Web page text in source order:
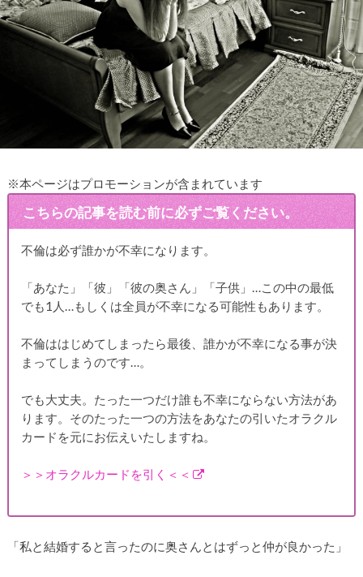
※本ページはプロモーションが含まれています
こちらの記事を読む前に必ずご覧ください。
不倫は必ず誰かが不幸になります。
「あなた」「彼」「彼の奥さん」「子供」…この中の最低
でも1人…もしくは全員が不幸になる可能性もあります。
不倫ははじめてしまったら最後、誰かが不幸になる事が決
まってしまうのです…。
でも大丈夫。たった一つだけ誰も不幸にならない方法があ
ります。そのたった一つの方法をあなたの引いたオラクル
カードを元にお伝えいたしますね。
＞＞オラクルカードを引く＜＜
「私と結婚すると言ったのに奥さんとはずっと仲が良かった」